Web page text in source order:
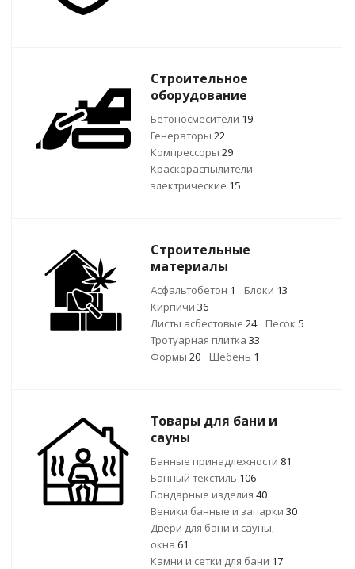
Строительное
оборудование
Бетоносмесители 19
Генераторы 22
Компрессоры 29
Краскораспылители
электрические 15
Строительные
материалы
Асфальтобетон 1 Блоки 13
Кирпичи 36
Листы асбестовые 24 Песок 5
Тротуарная плитка 33
Формы 20 Щебень 1
Товары для бани и
сауны
Банные принадлежности 81
Банный текстиль 106
Бондарные изделия 40
Веники банные и запарки 30
Двери для бани и сауны,
окна 61
Камни и сетки для бани 17